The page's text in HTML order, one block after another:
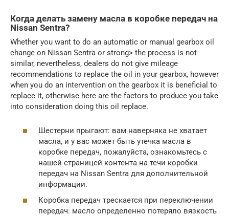
Когда делать замену масла в коробке передач на
Nissan Sentra?
Whether you want to do an automatic or manual gearbox oil
change on Nissan Sentra or strong> the process is not
similar, nevertheless, dealers do not give mileage
recommendations to replace the oil in your gearbox, however
when you do an intervention on the gearbox it is beneficial to
replace it, otherwise here are the factors to produce you take
into consideration doing this oil replace.
Шестерни прыгают: вам наверняка не хватает
масла, и у вас может быть утечка масла в
коробке передач, пожалуйста, ознакомьтесь с
нашей страницей контента на течи коробки
передач на Nissan Sentra для дополнительной
информации.
Коробка передач трескается при переключении
передач: масло определенно потеряло вязкость